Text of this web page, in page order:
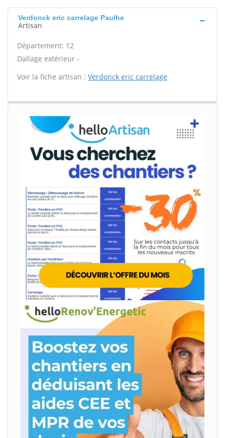
Verdonck eric carrelage Paulhe
Artisan
Département: 12
Dallage extérieur -
Voir la fiche artisan : Verdonck eric carrelage